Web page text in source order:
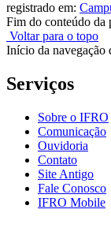
registrado em:
Fim do conteúdo da
Voltar para o topo
Início da navegação
Serviços
Sobre o IFRO
Comunicação
Ouvidoria
Contato
Site Antigo
Fale Conosco
IFRO Mobile